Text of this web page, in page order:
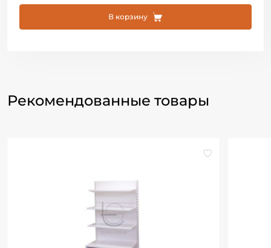
В корзину
Рекомендованные товары